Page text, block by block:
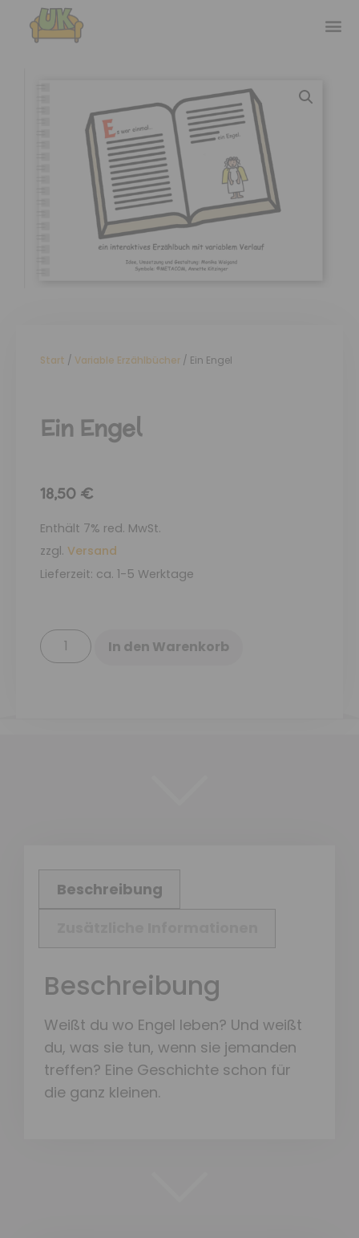
Start / Variable Erzählbücher / Ein Engel
Ein Engel
18,50 €
Enthält 7% red. MwSt.
zzgl. Versand
Lieferzeit: ca. 1-5 Werktage
In den Warenkorb
Beschreibung
Beschreibung
Weißt du wo Engel leben? Und weißt
du, was sie tun, wenn sie jemanden
treffen? Eine Geschichte schon für
die ganz kleinen.